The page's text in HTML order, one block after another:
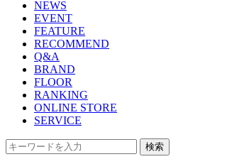
NEWS
EVENT
FEATURE
RECOMMEND
Q&A
BRAND
FLOOR
RANKING
ONLINE STORE
SERVICE
検索